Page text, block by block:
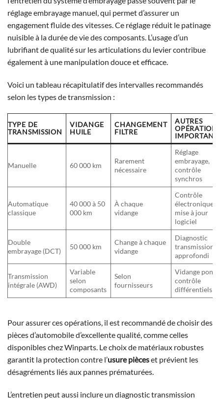
réglage embrayage manuel, qui permet d’assurer un
engagement fluide des vitesses. Ce réglage réduit le patinage
nuisible à la durée de vie des composants. L’usage d’un
lubrifiant de qualité sur les articulations du levier contribue
également à une manipulation douce et efficace.
Voici un tableau récapitulatif des intervalles recommandés
selon les types de transmission :
TYPE DE
TRANSMISSION
VIDANGE
HUILE
CHANGEMENT
FILTRE
AUTRES
Manuelle 60 000 km
Rarement
nécessaire
Réglage
embrayage,
contrôle
synchros
Automatique
classique
40 000 à 50
000 km
À chaque
vidange
Contrôle
électronique,
mise à jour
logiciel
Double
embrayage (DCT)
50 000 km
Change à chaque
vidange
Diagnostic
transmission
approfondi
Transmission
intégrale (AWD)
Variable
selon
composants
Selon
fournisseurs
Vidange ponts,
contrôle
différentiels
Pour assurer ces opérations, il est recommandé de choisir des
pièces d’automobile d’excellente qualité, comme celles
disponibles chez Winparts. Le choix de matériaux robustes
garantit la protection contre l’usure pièceset prévient les
désagréments liés aux pannes prématurées.
L’entretien peut aussi inclure un diagnostic transmission